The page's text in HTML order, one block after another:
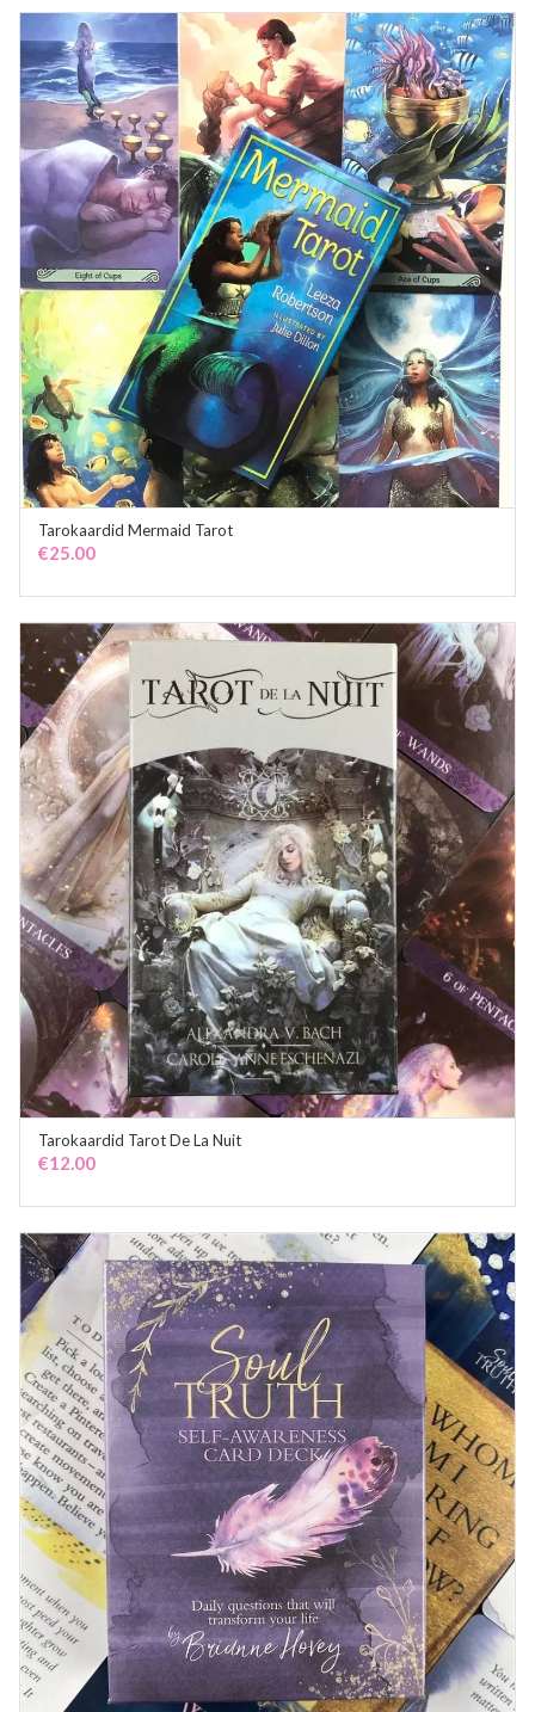
Tarokaardid Mermaid Tarot
€25.00
ADD TO CART
Tarokaardid Tarot De La Nuit
€12.00